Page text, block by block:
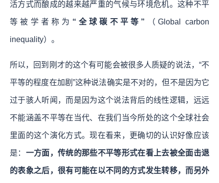
活方式而酿成的越来越严重的气候与环境危机。这种不平
等被学者称为 “全球碳不平等” （Global carbon
inequality）。
所以，回到刚才的这个有可能会被很多人质疑的说法，“不
平等的程度在加剧”这种说法确实是不对的，但不是因为它
过于骇人听闻，而是因为这个说法背后的线性逻辑，远远
不能涵盖不平等在当代、在我们当今所处的这个全球社会
里面的这个演化方式。现在看来，更确切的认识好像应该
是： 一方面，传统的那些不平等形式在看上去被全面击退
的表象之后，很有可能在以不同的方式发生转移，而另外